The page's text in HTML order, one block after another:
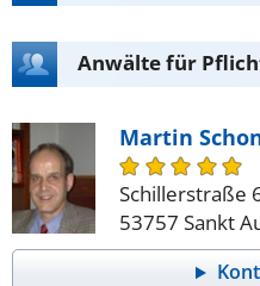
Anwälte für
Martin
Schillerstraße
53757 Sankt